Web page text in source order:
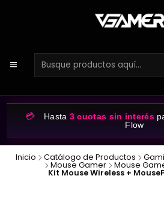
💳 Hasta 3 cuotas sin interés
Flow
Inicio Catálogo de Productos
Mouse Gamer Mouse
Kit Mouse Wireless +